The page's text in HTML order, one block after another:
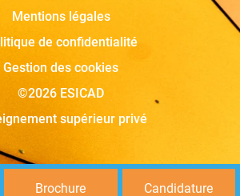
Mentions légales
de confidentialité
Gestion des cookies
©2026 ESICAD
supérieur privé
Brochure Candidature